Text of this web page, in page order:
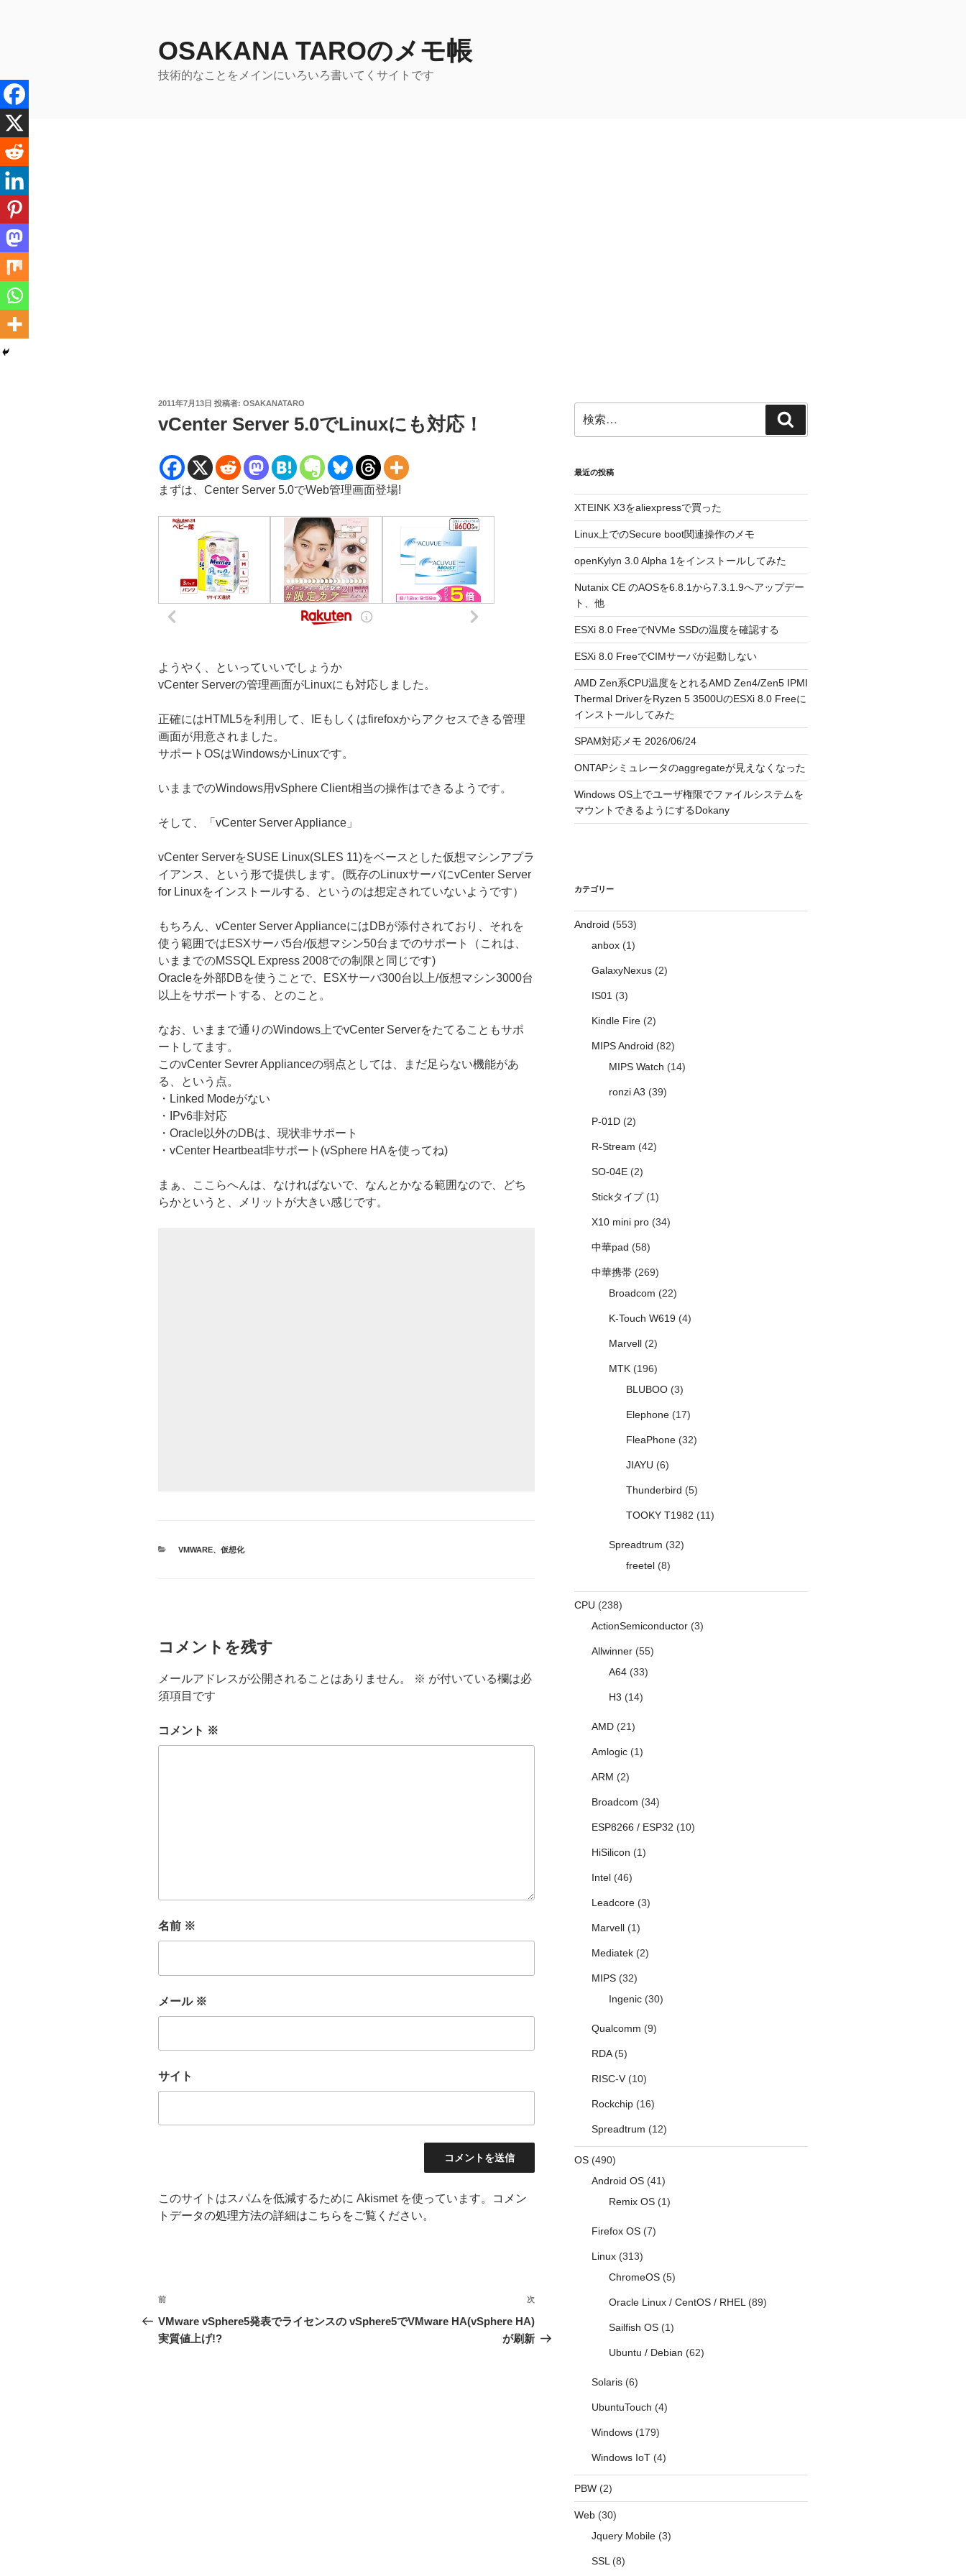
へ
ス
キ
プ
OSAKANA TAROのメモ帳
技術的なことをメインにいろいろ書いてくサイトです
投
日:
2011年7月13日 投稿者: OSAKANATARO
vCenter Server 5.0でLinuxにも対応！
まずは、Center Server 5.0でWeb管理画面登場!
ようやく、といっていいでしょうか
vCenter Serverの管理画面がLinuxにも対応しました。
正確にはHTML5を利用して、IEもしくはfirefoxからアクセスできる管理
画面が用意されました。
サポートOSはWindowsかLinuxです。
いままでのWindows用vSphere Client相当の操作はできるようです。
そして、「vCenter Server Appliance」
vCenter ServerをSUSE Linux(SLES 11)をベースとした仮想マシンアプラ
イアンス、という形で提供します。(既存のLinuxサーバにvCenter Server
for Linuxをインストールする、というのは想定されていないようです）
もちろん、vCenter Server ApplianceにはDBが添付されており、それを
使う範囲ではESXサーバ5台/仮想マシン50台までのサポート（これは、
いままでのMSSQL Express 2008での制限と同じです)
Oracleを外部DBを使うことで、ESXサーバ300台以上/仮想マシン3000台
以上をサポートする、とのこと。
なお、いままで通りのWindows上でvCenter Serverをたてることもサポ
ートしてます。
このvCenter Sevrer Applianceの弱点としては、まだ足らない機能があ
る、という点。
・Linked Modeがない
・IPv6非対応
・Oracle以外のDBは、現状非サポート
・vCenter Heartbeat非サポート(vSphere HAを使ってね)
まぁ、ここらへんは、なければないで、なんとかなる範囲なので、どち
らかというと、メリットが大きい感じです。
カ
VMWARE、 仮想化
コメントを残す
メールアドレスが公開されることはありません。 ※ が付いている欄は必
須項目です
コメント ※
名前 ※
メール ※
サイト
このサイトはスパムを低減するために Akismet を使っています。
コメン
トデータの処理方法の詳細はこちらをご覧ください。
投
稿
ナ
前
の
投
前
VMware vSphere5発表でライセンスの
実質値上げ!?
次
の
投
次
vSphere5でVMware HA(vSphere HA)
が刷新
索:
索
最近の投稿
XTEINK X3をaliexpressで買った
Linux上でのSecure boot関連操作のメモ
openKylyn 3.0 Alpha 1をインストールしてみた
Nutanix CE のAOSを6.8.1から7.3.1.9へアップデー
ト、他
ESXi 8.0 FreeでNVMe SSDの温度を確認する
ESXi 8.0 FreeでCIMサーバが起動しない
AMD Zen系CPU温度をとれるAMD Zen4/Zen5 IPMI
Thermal DriverをRyzen 5 3500UのESXi 8.0 Freeに
インストールしてみた
SPAM対応メモ 2026/06/24
ONTAPシミュレータのaggregateが見えなくなった
Windows OS上でユーザ権限でファイルシステムを
マウントできるようにするDokany
カテゴリー
Android (553)
anbox(1)
GalaxyNexus(2)
IS01(3)
Kindle Fire(2)
MIPS Android (82)
MIPS Watch (14)
ronzi A3 (39)
P-01D(2)
R-Stream (42)
SO-04E(2)
Stickタイプ(1)
X10 mini pro(34)
中華pad (58)
中華携帯(269)
Broadcom (22)
K-Touch W619(4)
Marvell(2)
MTK(196)
BLUBOO(3)
Elephone(17)
FleaPhone(32)
JIAYU (6)
Thunderbird (5)
TOOKY T1982 (11)
Spreadtrum (32)
freetel(8)
CPU (238)
ActionSemiconductor(3)
Allwinner(55)
A64(33)
H3 (14)
AMD(21)
Amlogic(1)
ARM (2)
Broadcom (34)
ESP8266 / ESP32 (10)
HiSilicon (1)
Intel(46)
Leadcore(3)
Marvell(1)
Mediatek(2)
MIPS(32)
Ingenic(30)
Qualcomm (9)
RDA(5)
RISC-V(10)
Rockchip(16)
Spreadtrum (12)
OS(490)
Android OS(41)
Remix OS(1)
Firefox OS(7)
Linux(313)
ChromeOS(5)
Oracle Linux / CentOS / RHEL(89)
Sailfish OS(1)
Ubuntu / Debian (62)
Solaris(6)
UbuntuTouch (4)
Windows(179)
Windows IoT(4)
PBW(2)
Web(30)
Jquery Mobile(3)
SSL(8)